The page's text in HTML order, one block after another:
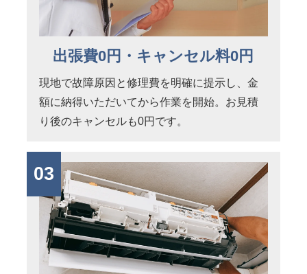
出張費0円・キャンセル料0円
現地で故障原因と修理費を明確に提示し、金
額に納得いただいてから作業を開始。お見積
り後のキャンセルも0円です。
03